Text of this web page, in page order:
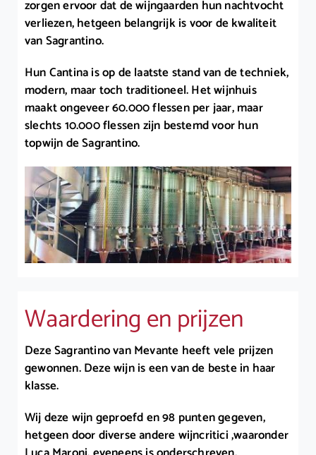
zorgen ervoor dat de wijngaarden hun nachtvocht
verliezen, hetgeen belangrijk is voor de kwaliteit
van Sagrantino.
Hun Cantina is op de laatste stand van de techniek,
modern, maar toch traditioneel. Het wijnhuis
maakt ongeveer 60.000 flessen per jaar, maar
slechts 10.000 flessen zijn bestemd voor hun
topwijn de Sagrantino.
Waardering en prijzen
Deze Sagrantino van Mevante heeft vele prijzen
gewonnen. Deze wijn is een van de beste in haar
klasse.
Wij deze wijn geproefd en 98 punten gegeven,
hetgeen door diverse andere wijncritici ,waaronder